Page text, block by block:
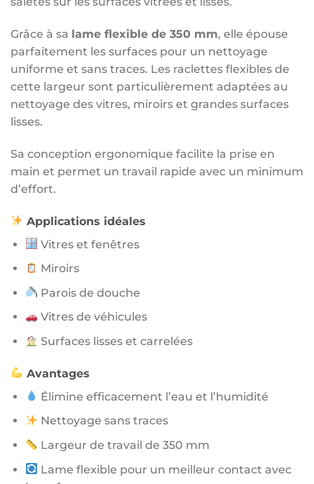
Grâce à sa lame flexible de 350 mm, elle épouse
parfaitement les surfaces pour un nettoyage
uniforme et sans traces. Les raclettes flexibles de
cette largeur sont particulièrement adaptées au
nettoyage des vitres, miroirs et grandes surfaces
lisses.
Sa conception ergonomique facilite la prise en
main et permet un travail rapide avec un minimum
d’effort.
Applications idéales
Vitres et fenêtres
Miroirs
Parois de douche
Vitres de véhicules
Surfaces lisses et carrelées
Avantages
Élimine efficacement l’eau et l’humidité
Nettoyage sans traces
Largeur de travail de 350 mm
Lame flexible pour un meilleur contact avec